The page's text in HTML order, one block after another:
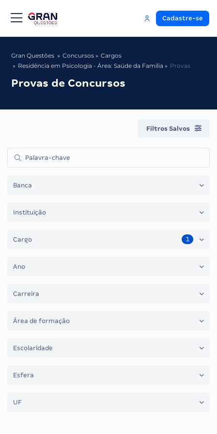
Cadastre-se
Gran Questões Concursos
Cargos
Residência em Psicologia - Área: Saúde da Família
Provas
Provas de Concursos
Filtros Salvos
Banca
Instituição
Cargo 1
Ano
Carreira
Área de formação
Escolaridade
Esfera
UF